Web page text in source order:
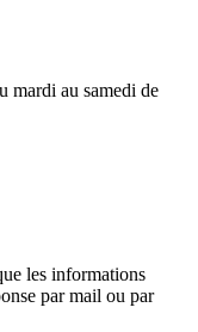
mardi au samedi de
les informations
par mail ou par